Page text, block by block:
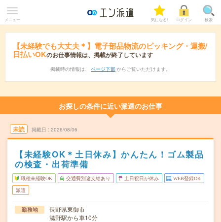
メニュー 気になる! ログイン 検索
【未経験でも大丈夫＊】電子部品物流のピッキング・運搬/
日払いOKのお仕事情報は、掲載が終了しています
掲載時の情報は、 ページ下部 からご覧いただけます。
お探しの条件に近い派遣のお仕事
未読 掲載日 2026/08/06
【未経験OK＊土日休み】かんたん！ゴム製品
の検査・出荷準備
職種未経験OK 交通費別途支給あり 土日祝日が休み WEB登録OK
派遣
勤務地
長野県東御市
滋野駅から車10分